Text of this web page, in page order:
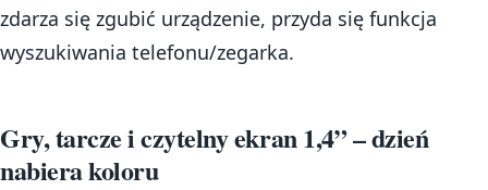
zdarza się zgubić urządzenie, przyda się funkcja
wyszukiwania telefonu/zegarka.
Gry, tarcze i czytelny ekran 1,4” – dzień
nabiera koloru